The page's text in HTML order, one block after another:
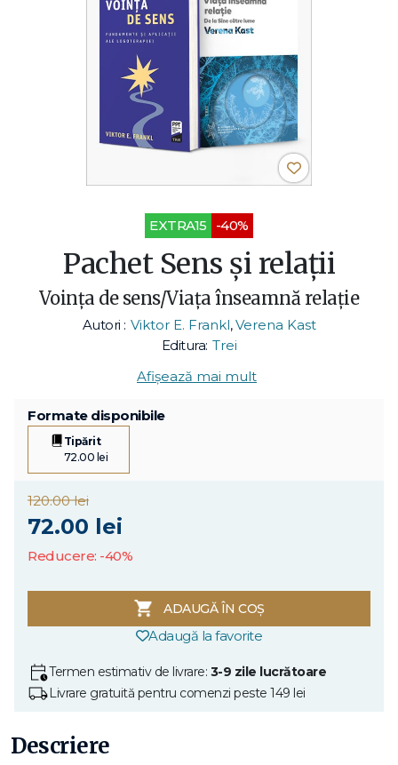
EXTRA15 -40%
Pachet Sens și relații
Voința de sens/Viața înseamnă relație
Autori : Viktor E. Frankl,Verena Kast
Editura: Trei
Afișează mai mult
Formate disponibile
Tipărit
72.00 lei
120.00 lei
72.00 lei
Reducere: -40%
ADAUGĂ ÎN COȘ
Adaugă la favorite
Termen estimativ de livrare: 3-9 zile lucrătoare
Livrare gratuită pentru comenzi peste 149 lei
Descriere